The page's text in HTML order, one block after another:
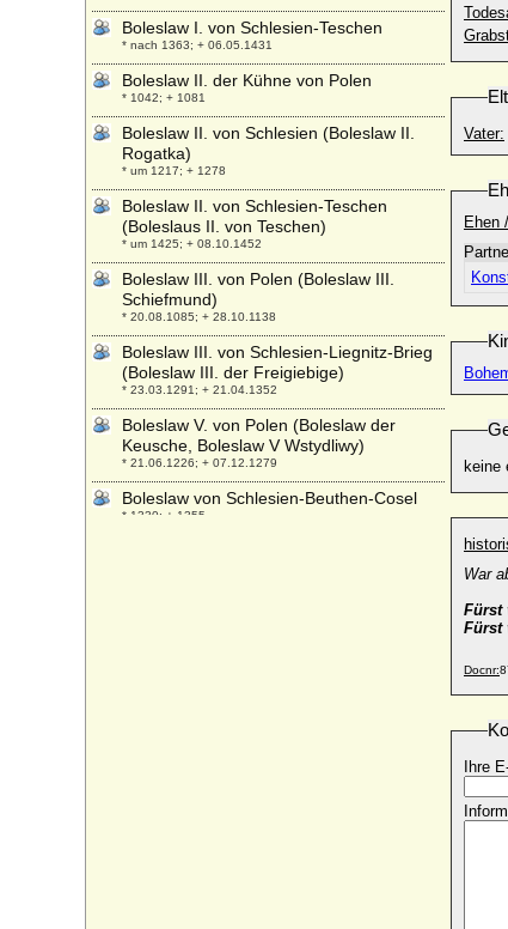
Vater:
Ehen
keine
War
Fürst
Fürst
Docnr:
Ihre
Boleslaw I. von Schlesien-Teschen
* nach 1363; + 06.05.1431
Boleslaw II. der Kühne von Polen
* 1042; + 1081
Boleslaw II. von Schlesien (Boleslaw II.
Rogatka)
* um 1217; + 1278
Boleslaw II. von Schlesien-Teschen
(Boleslaus II. von Teschen)
* um 1425; + 08.10.1452
Boleslaw III. von Polen (Boleslaw III.
Schiefmund)
* 20.08.1085; + 28.10.1138
Boleslaw III. von Schlesien-Liegnitz-Brieg
(Boleslaw III. der Freigiebige)
* 23.03.1291; + 21.04.1352
Boleslaw V. von Polen (Boleslaw der
Keusche, Boleslaw V Wstydliwy)
* 21.06.1226; + 07.12.1279
Boleslaw von Schlesien-Beuthen-Cosel
* 1330; + 1355